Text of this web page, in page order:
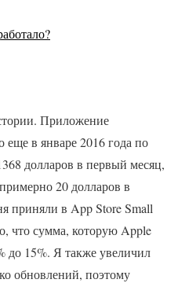
Приложение
еще в январе 2016 года по
долларов в первый месяц,
20 долларов в
приняли в App Store Small
что сумма, которую Apple
до 15%. Я также увеличил
обновлений, поэтому